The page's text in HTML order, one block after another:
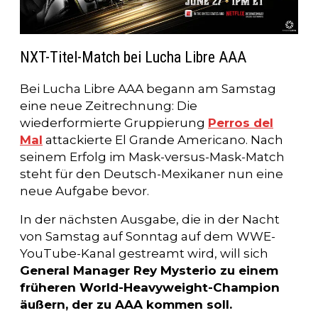
NXT-Titel-Match bei Lucha Libre AAA
Bei Lucha Libre AAA begann am Samstag
eine neue Zeitrechnung: Die
wiederformierte Gruppierung Perros del
Mal attackierte El Grande Americano. Nach
seinem Erfolg im Mask-versus-Mask-Match
steht für den Deutsch-Mexikaner nun eine
neue Aufgabe bevor.
In der nächsten Ausgabe, die in der Nacht
von Samstag auf Sonntag auf dem WWE-
YouTube-Kanal gestreamt wird, will sich
General Manager Rey Mysterio zu einem
früheren World-Heavyweight-Champion
äußern, der zu AAA kommen soll.